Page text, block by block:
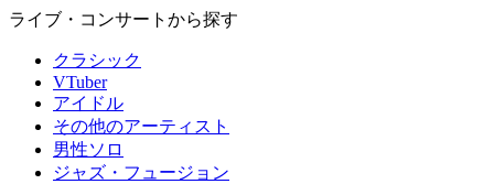
ライブ・コンサートから探す
クラシック
VTuber
アイドル
その他のアーティスト
男性ソロ
ジャズ・フュージョン